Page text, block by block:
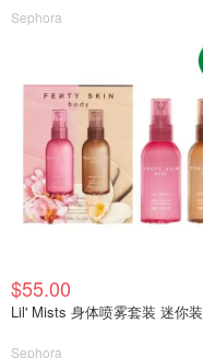
Sephora
$55.00
Lil' Mists 身体喷雾套装 迷你装
Sephora